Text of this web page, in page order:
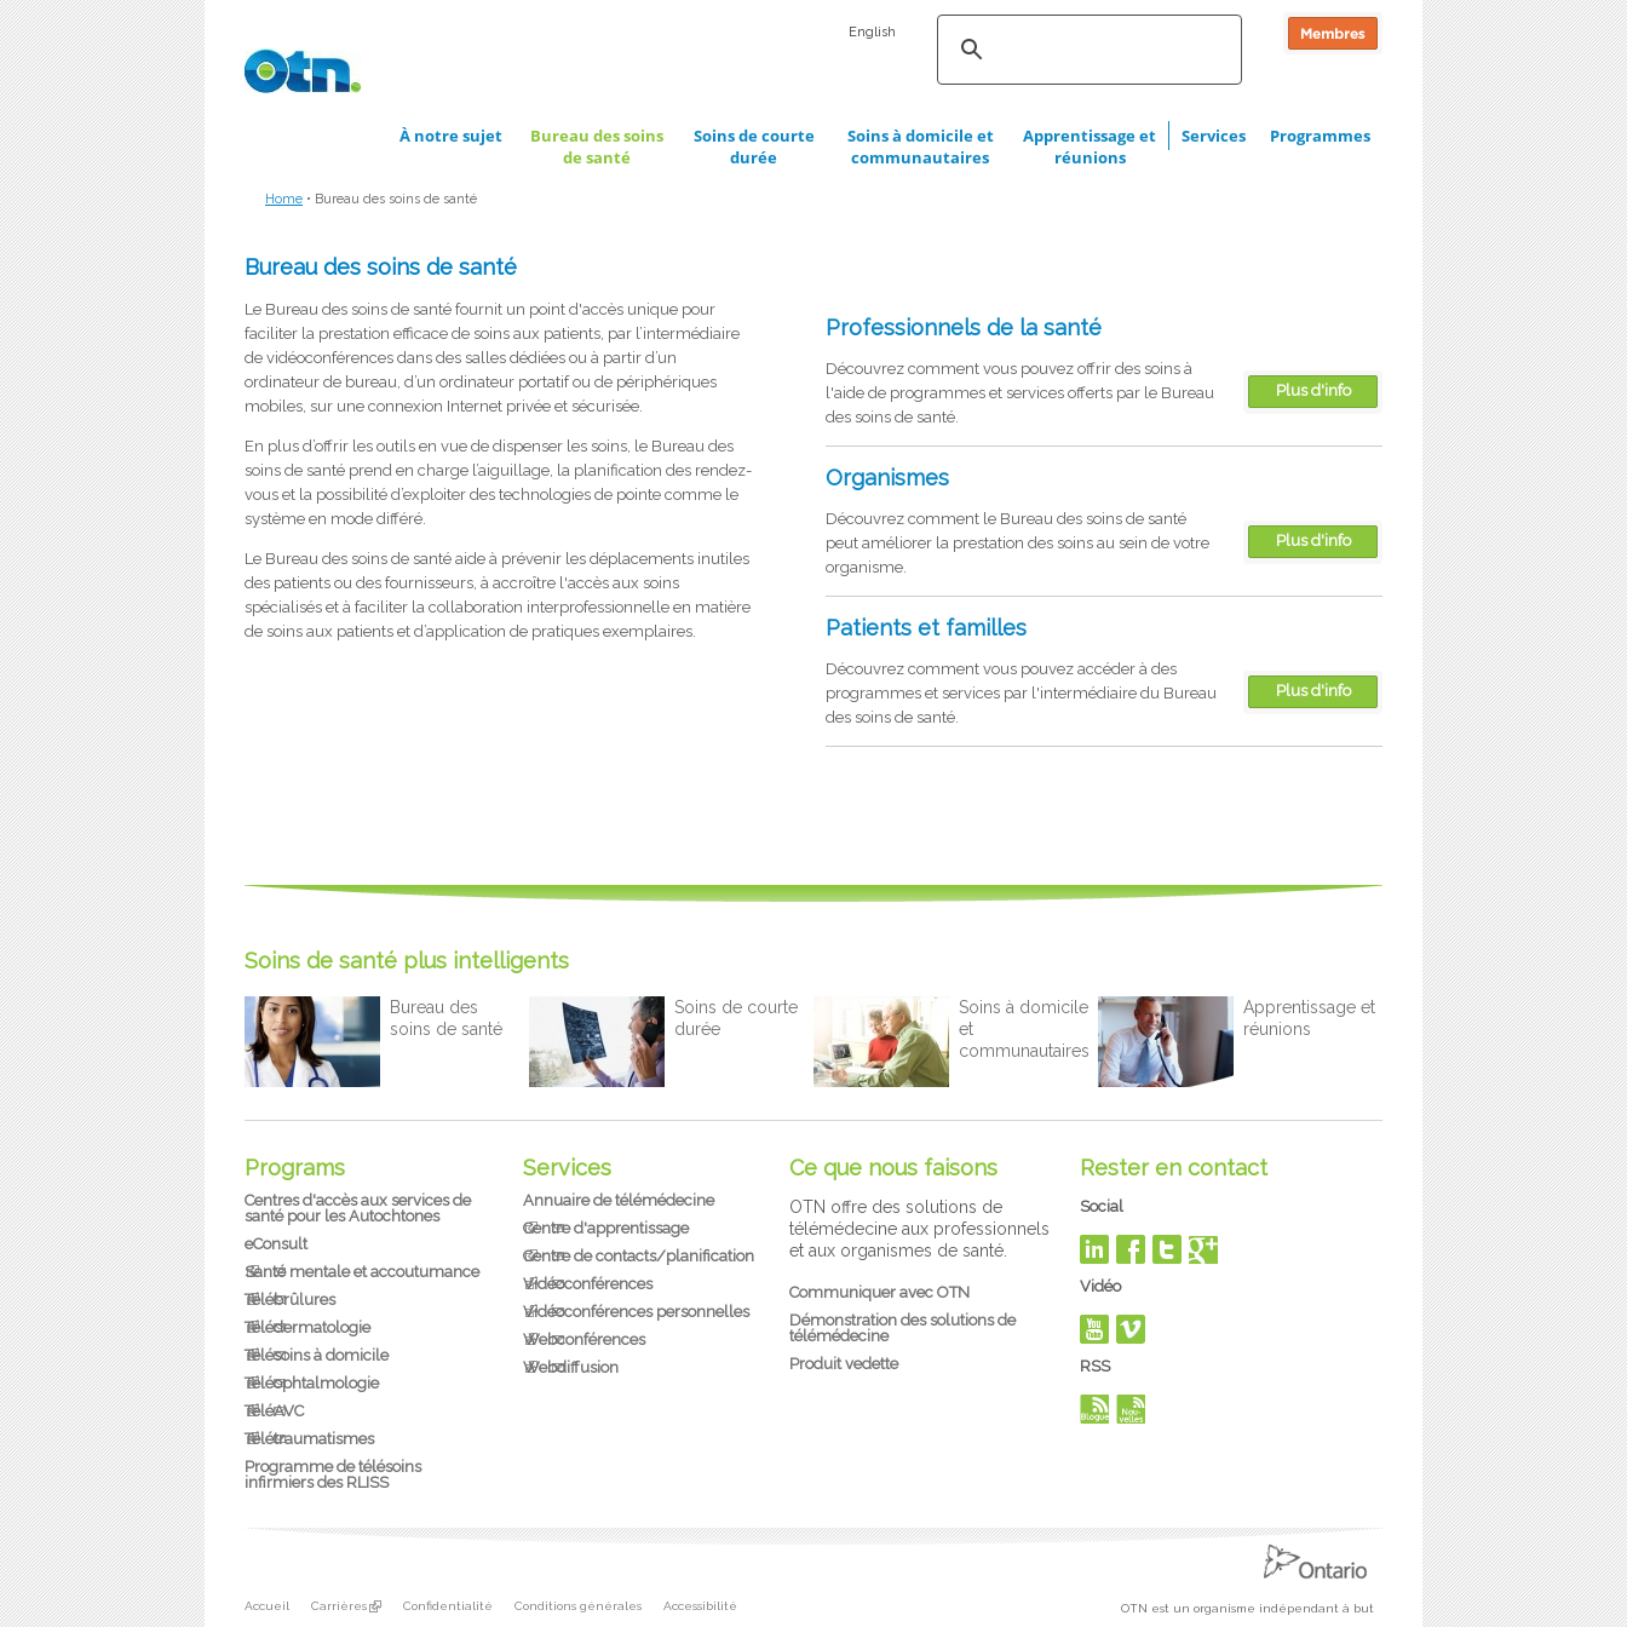
Skip to main content
English
À notre sujet
Bureau des soins
de santé
Soins de courte
durée
Soins à domicile et
communautaires
Apprentissage et
réunions
Services Programmes
Home • Bureau des soins de santé
Bureau des soins de santé
Professionnels de la santé
Plus d'info
Découvrez comment vous pouvez offrir des soins à
l'aide de programmes et services offerts par le Bureau
des soins de santé.
Organismes
Plus d'info
Découvrez comment le Bureau des soins de santé
peut améliorer la prestation des soins au sein de votre
organisme.
Patients et familles
Plus d'info
Découvrez comment vous pouvez accéder à des
programmes et services par l'intermédiaire du Bureau
des soins de santé.
Le Bureau des soins de santé fournit un point d'accès unique pour
faciliter la prestation efficace de soins aux patients, par l’intermédiaire
de vidéoconférences dans des salles dédiées ou à partir d’un
ordinateur de bureau, d’un ordinateur portatif ou de périphériques
mobiles, sur une connexion Internet privée et sécurisée.
En plus d’offrir les outils en vue de dispenser les soins, le Bureau des
soins de santé prend en charge l’aiguillage, la planification des rendez-
vous et la possibilité d’exploiter des technologies de pointe comme le
système en mode différé.
Le Bureau des soins de santé aide à prévenir les déplacements inutiles
des patients ou des fournisseurs, à accroître l'accès aux soins
spécialisés et à faciliter la collaboration interprofessionnelle en matière
de soins aux patients et d’application de pratiques exemplaires.
OTN est un organisme indépendant à but
Soins de santé plus intelligents
Bureau des
soins de santé
Soins de courte
durée
Soins à domicile
et
communautaires
Apprentissage et
réunions
Programs
Centres d'accès aux services de
santé pour les Autochtones
eConsult
Santé mentale et accoutumance
Télébrûlures
Télédermatologie
Télésoins à domicile
Téléophtalmologie
TéléAVC
Télétraumatismes
Programme de télésoins
infirmiers des RLISS
Services
Annuaire de télémédecine
Centre d'apprentissage
Centre de contacts/planification
Vidéoconférences
Vidéoconférences personnelles
Webconférences
Webdiffusion
Rester en contact
Social
Vidéo
RSS
Ce que nous faisons
OTN offre des solutions de
télémédecine aux professionnels
et aux organismes de santé.
Communiquer avec OTN
Démonstration des solutions de
télémédecine
Produit vedette
Secondary menu
Accueil Carrières(link is external)
Confidentialité Conditions générales Accessibilité